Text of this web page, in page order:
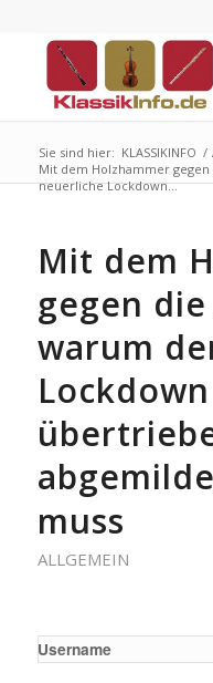
Sie sind hier: KLASSIKINFO /
Mit dem Holzhammer
neuerliche Lockdown...
Mit dem
gegen
warum
muss
ALLGEMEIN
Username